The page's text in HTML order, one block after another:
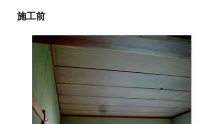
施工前